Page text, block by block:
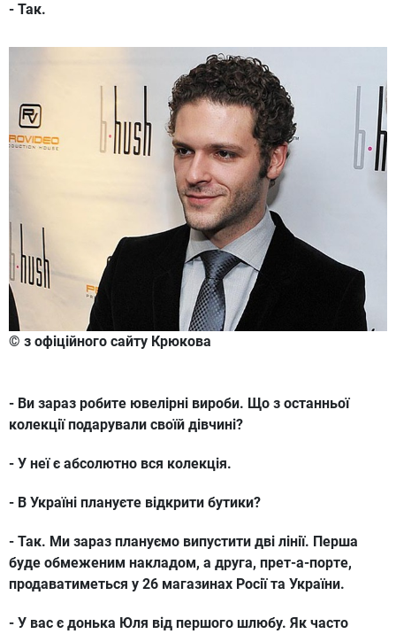
- Так.
© з офіційного сайту Крюкова
- Ви зараз робите ювелірні вироби. Що з останньої
колекції подарували своїй дівчині?
- У неї є абсолютно вся колекція.
- В Україні плануєте відкрити бутики?
- Так. Ми зараз плануємо випустити дві лінії. Перша
буде обмеженим накладом, а друга, прет-а-порте,
продаватиметься у 26 магазинах Росії та України.
- У вас є донька Юля від першого шлюбу. Як часто